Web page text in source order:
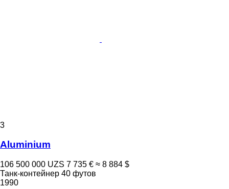
3
Aluminium
106 500 000 UZS 7 735 € ≈ 8 884 $
Танк-контейнер 40 футов
1990